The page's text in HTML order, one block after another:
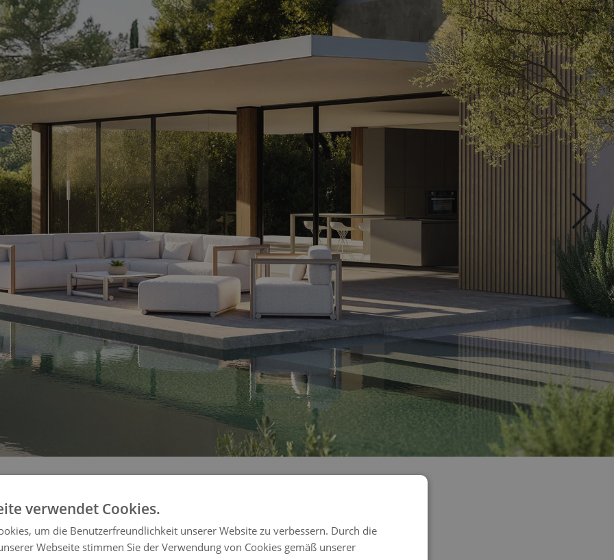
verwendet Cookies.
um die Benutzerfreundlichkeit unserer Website zu verbessern. Durch die
Webseite stimmen Sie der Verwendung von Cookies gemäß unserer